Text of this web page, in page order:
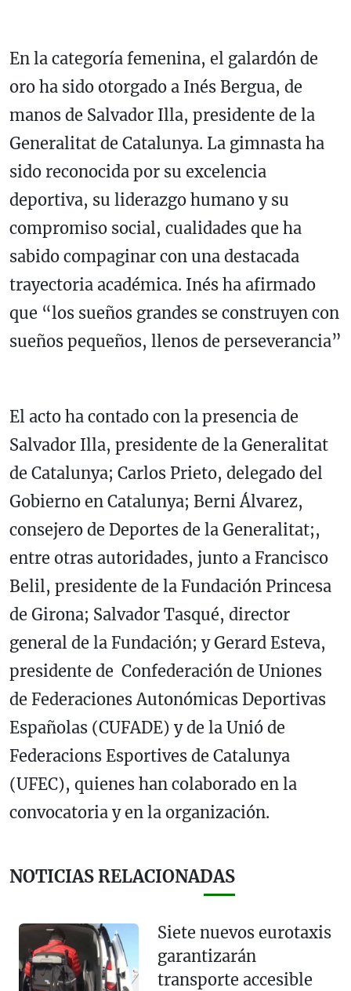
En la categoría femenina, el galardón de
oro ha sido otorgado a Inés Bergua, de
manos de Salvador Illa, presidente de la
Generalitat de Catalunya. La gimnasta ha
sido reconocida por su excelencia
deportiva, su liderazgo humano y su
compromiso social, cualidades que ha
sabido compaginar con una destacada
trayectoria académica. Inés ha afirmado
que “los sueños grandes se construyen con
sueños pequeños, llenos de perseverancia”
El acto ha contado con la presencia de
Salvador Illa, presidente de la Generalitat
de Catalunya; Carlos Prieto, delegado del
Gobierno en Catalunya; Berni Álvarez,
consejero de Deportes de la Generalitat;,
entre otras autoridades, junto a Francisco
Belil, presidente de la Fundación Princesa
de Girona; Salvador Tasqué, director
general de la Fundación; y Gerard Esteva,
presidente de Confederación de Uniones
de Federaciones Autonómicas Deportivas
Españolas (CUFADE) y de la Unió de
Federacions Esportives de Catalunya
(UFEC), quienes han colaborado en la
convocatoria y en la organización.
NOTICIAS RELACIONADAS
Siete nuevos eurotaxis
garantizarán
transporte accesible